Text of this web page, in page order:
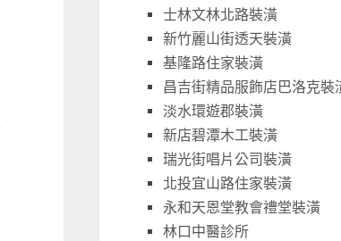
士林文林北路裝潢
新竹麗山街透天裝潢
基隆路住家裝潢
昌吉街精品服飾店巴洛克裝
淡水環遊郡裝潢
新店碧潭木工裝潢
瑞光街唱片公司裝潢
北投宜山路住家裝潢
永和天恩堂教會禮堂裝潢
林口中醫診所